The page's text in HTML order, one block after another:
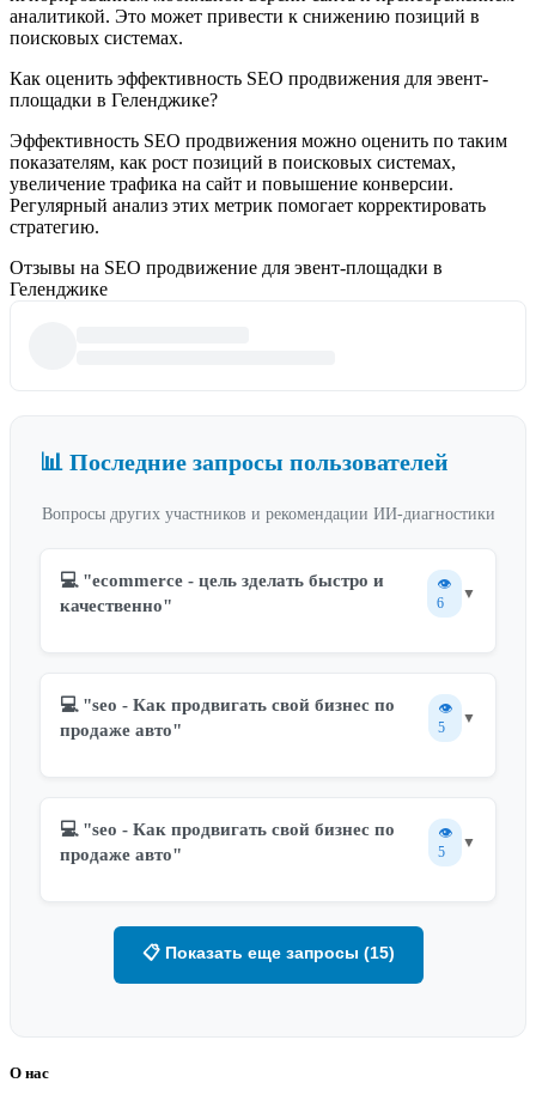
аналитикой. Это может привести к снижению позиций в
поисковых системах.
Как оценить эффективность SEO продвижения для эвент-
площадки в Геленджике?
Эффективность SEO продвижения можно оценить по таким
показателям, как рост позиций в поисковых системах,
увеличение трафика на сайт и повышение конверсии.
Регулярный анализ этих метрик помогает корректировать
стратегию.
Отзывы на SEO продвижение для эвент-площадки в
Геленджике
📊 Последние запросы пользователей
Вопросы других участников и рекомендации ИИ-диагностики
💻 "ecommerce - цель зделать быстро и
качественно"
👁️
6
▼
💻 "seo - Как продвигать свой бизнес по
продаже авто"
👁️
5
▼
💻 "seo - Как продвигать свой бизнес по
продаже авто"
👁️
5
▼
📋 Показать еще запросы (15)
О нас